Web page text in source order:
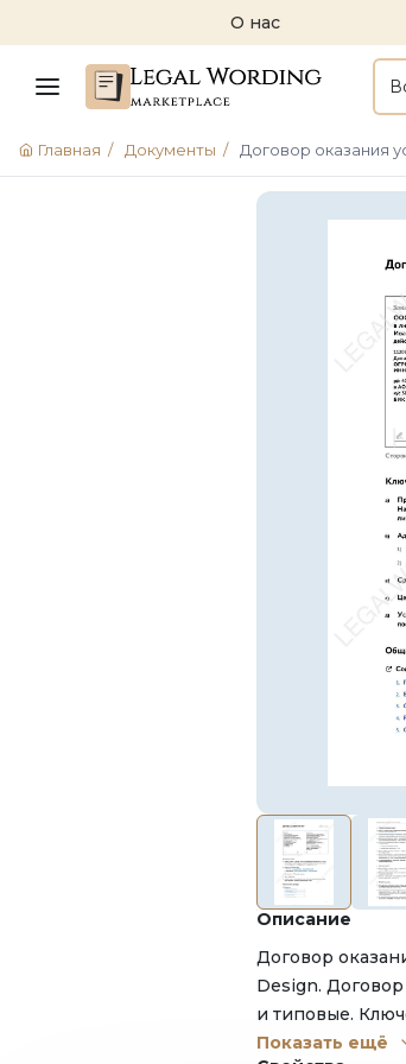
О нас
Главная / Документы / Договор оказания
Описание
Договор
Design.
и типовые.
странице, где
Показать ещё